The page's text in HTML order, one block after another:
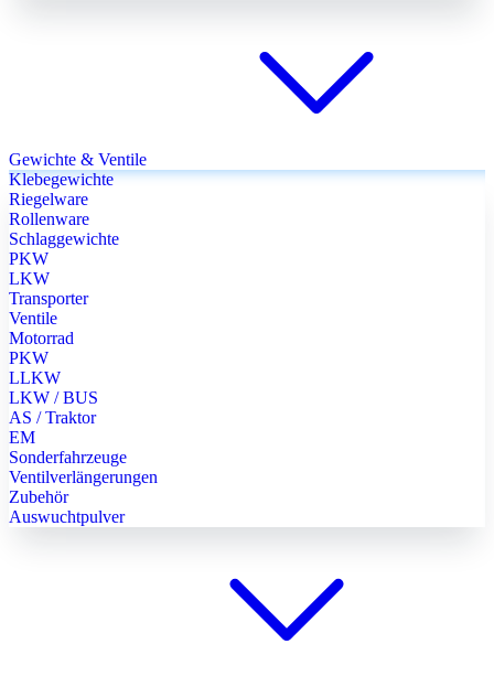
Gewichte & Ventile
Klebegewichte
Riegelware
Rollenware
Schlaggewichte
PKW
LKW
Transporter
Ventile
Motorrad
PKW
LLKW
LKW / BUS
AS / Traktor
EM
Sonderfahrzeuge
Ventilverlängerungen
Zubehör
Auswuchtpulver